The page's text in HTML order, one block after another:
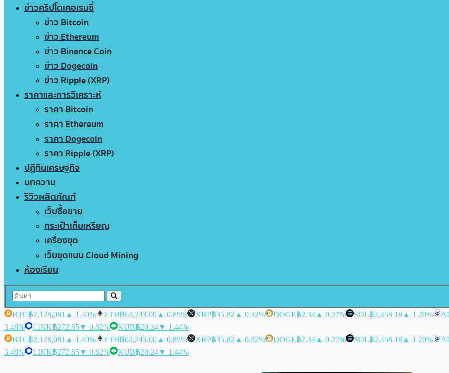
ข่าวคริปโตเคอเรนซี่
ข่าว Bitcoin
ข่าว Ethereum
ข่าว Binance Coin
ข่าว Dogecoin
ข่าว Ripple (XRP)
ราคาและการวิเคราะห์
ราคา Bitcoin
ราคา Ethereum
ราคา Dogecoin
ราคา Ripple (XRP)
ปฏิทินเศรษฐกิจ
บทความ
รีวิวผลิตภัณฑ์
เว็บซื้อขาย
กระเป๋าเก็บเหรียญ
เครื่องขุด
เว็บขุดแบบ Cloud Mining
ห้องเรียน
BTC฿2,128,081 ▲ 1.40% ETH฿62,243.00 ▲ 0.89% XRP฿35.82 ▲ 0.32% DOGE฿2.34 ▲ 0.27% SOL฿2,458.18 ▲ 1.20%
3.48%
LINK฿272.85▼ 0.82% KUB฿20.24▼ 1.44%
BTC฿2,128,081 ▲ 1.40% ETH฿62,243.00 ▲ 0.89% XRP฿35.82 ▲ 0.32% DOGE฿2.34 ▲ 0.27% SOL฿2,458.18 ▲ 1.20%
3.48%
LINK฿272.85▼ 0.82% KUB฿20.24▼ 1.44%